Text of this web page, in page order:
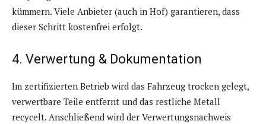
kümmern. Viele Anbieter (auch in Hof) garantieren, dass
dieser Schritt kostenfrei erfolgt.
4. Verwertung & Dokumentation
Im zertifizierten Betrieb wird das Fahrzeug trocken gelegt,
verwertbare Teile entfernt und das restliche Metall
recycelt. Anschließend wird der Verwertungsnachweis